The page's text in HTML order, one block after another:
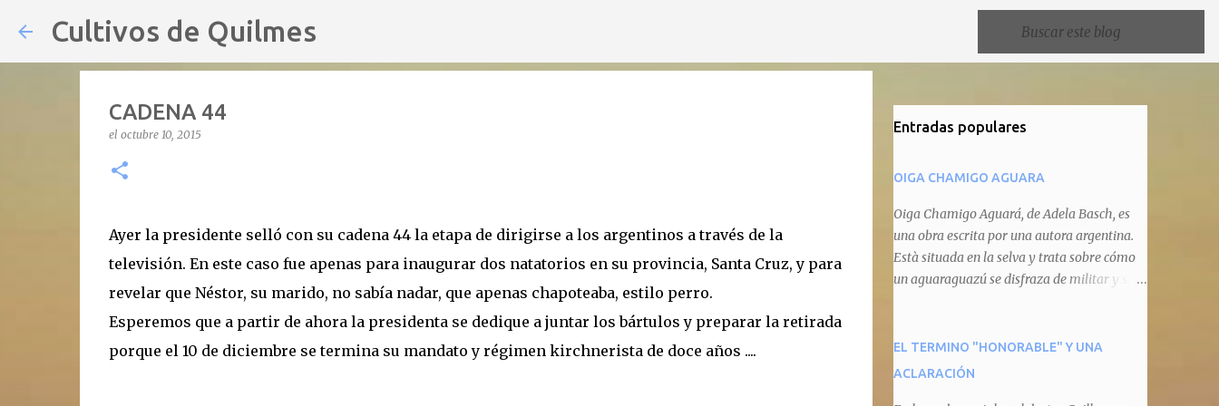
Cultivos de Quilmes
CADENA 44
el octubre 10, 2015
Ayer la presidente selló con su cadena 44 la etapa de dirigirse a los argentinos a través de la
televisión. En este caso fue apenas para inaugurar dos natatorios en su provincia, Santa Cruz, y para
revelar que Néstor, su marido, no sabía nadar, que apenas chapoteaba, estilo perro.
Esperemos que a partir de ahora la presidenta se dedique a juntar los bártulos y preparar la retirada
porque el 10 de diciembre se termina su mandato y régimen kirchnerista de doce años ....
Entradas populares
OIGA CHAMIGO AGUARA
Oiga Chamigo Aguará, de Adela Basch, es
una obra escrita por una autora argentina.
Està situada en la selva y trata sobre cómo
un aguaraguazú se disfraza de militar y se
animal que pretenda circular por ahí. En
primera instancia aparece Teteu, el tero,
EL TERMINO "HONORABLE" Y UNA
ACLARACIÓN